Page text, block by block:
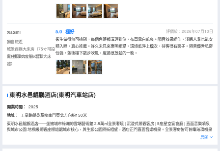
Xiaoshiㅤ
獨自旅遊
城景商務大床房（75寸可投
屏+暢享大空間+奢華大床
體）
入住於2026年07月
5.0 極好
評價於：2026年07月10日
衞生做得無可挑剔，每個角落都清理到位，布草雪白乾爽。隔音效果絕佳，淺眠人羣也能安
穩入睡，真心推薦。許久未見來東明相聚，環境乾淨上檔次，待客很有面子。隔音優秀私密
性強，飯後樓下散步吹風，度過很放鬆的一晚。
東明水邑鯤鵬酒店(東明汽車站店)
開業時間： 2025
地址：
工業路縣委黨校南門東北方向約150米
東明水邑鯤鵬酒店——坐擁城市綠洲的雲端藝術館 2.8萬㎡全景奢境 | 沉浸式景觀客房 | 5座星空宴會廳 | 直面音樂噴泉
與城市公園 地標級景觀座標雄踞城市核心，與生態公園隔街相望，酒店正門直面音樂噴泉。全景客房皆可俯瞰璀璨噴泉
秀與公園四季盛景，日夜輪轉間，窗框成畫。 全景客房——把自然裝進房間全房型270°超大落地窗，白天坐擁公園綠
意，入夜沉浸於音樂噴泉光影交響。 國際奢牌床品、打造“睡在雲端，醒於風景”的美好體驗。 5大星空宴會廳——光影
展開